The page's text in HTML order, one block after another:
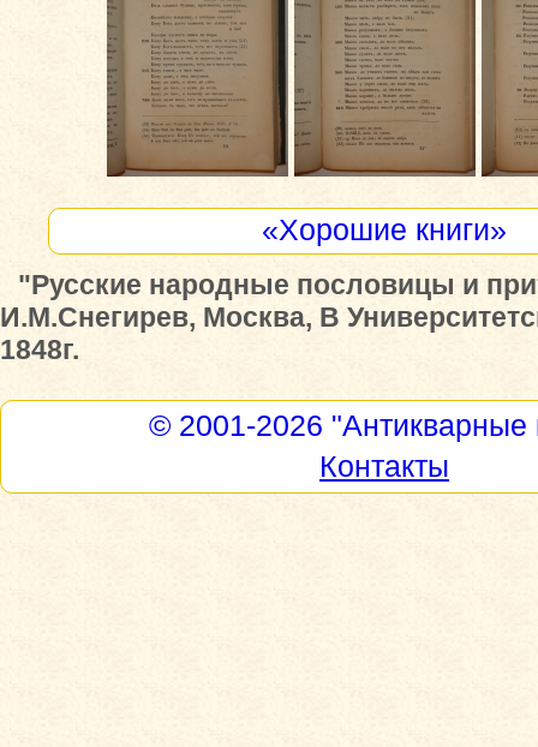
«Хорошие книги»
"Русские народные пословицы и
И.М.Снегирев, Москва, В
1848г.
© 2001-2026 "Антикварные
Контакты